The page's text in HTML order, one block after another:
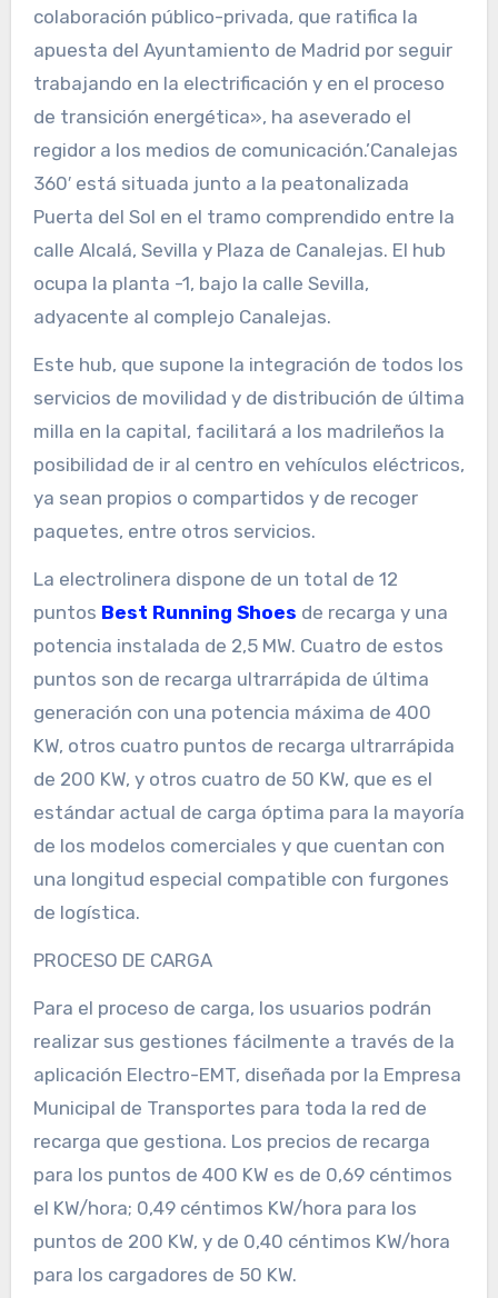
colaboración público-privada, que ratifica la
apuesta del Ayuntamiento de Madrid por seguir
trabajando en la electrificación y en el proceso
de transición energética», ha aseverado el
regidor a los medios de comunicación.’Canalejas
360′ está situada junto a la peatonalizada
Puerta del Sol en el tramo comprendido entre la
calle Alcalá, Sevilla y Plaza de Canalejas. El hub
ocupa la planta -1, bajo la calle Sevilla,
adyacente al complejo Canalejas.
Este hub, que supone la integración de todos los
servicios de movilidad y de distribución de última
milla en la capital, facilitará a los madrileños la
posibilidad de ir al centro en vehículos eléctricos,
ya sean propios o compartidos y de recoger
paquetes, entre otros servicios.
La electrolinera dispone de un total de 12
puntos Best Running Shoes de recarga y una
potencia instalada de 2,5 MW. Cuatro de estos
puntos son de recarga ultrarrápida de última
generación con una potencia máxima de 400
KW, otros cuatro puntos de recarga ultrarrápida
de 200 KW, y otros cuatro de 50 KW, que es el
estándar actual de carga óptima para la mayoría
de los modelos comerciales y que cuentan con
una longitud especial compatible con furgones
de logística.
PROCESO DE CARGA
Para el proceso de carga, los usuarios podrán
realizar sus gestiones fácilmente a través de la
aplicación Electro-EMT, diseñada por la Empresa
Municipal de Transportes para toda la red de
recarga que gestiona. Los precios de recarga
para los puntos de 400 KW es de 0,69 céntimos
el KW/hora; 0,49 céntimos KW/hora para los
puntos de 200 KW, y de 0,40 céntimos KW/hora
para los cargadores de 50 KW.